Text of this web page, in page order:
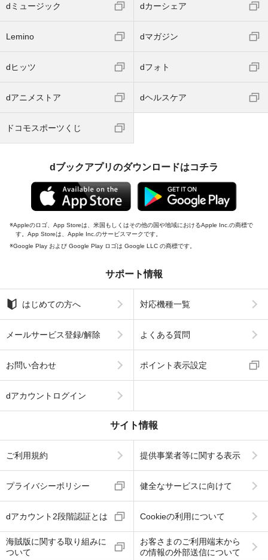
dミュージック dカーシェア
Lemino dマガジン
dヒッツ dフォト
dアニメストア dヘルスケア
ドコモスポーツくじ
dブックアプリのダウンロードはコチラ
Appleのロゴ、App Storeは、米国もしくはその他の国や地域におけるApple Inc.の商標で
す。App Storeは、Apple Inc.のサービスマークです。
Google Play および Google Play ロゴは Google LLC の商標です。
サポート情報
はじめての方へ 対応機種一覧
メールサービス登録/解除 よくある質問
お問い合わせ ポイント表示設定
dアカウントログイン
サイト情報
ご利用規約 提供事業者等に関する表示
プライバシーポリシー 健全なサービスに向けて
dアカウント2段階認証とは Cookieの利用について
海賊版に関する取り組みに
ついて
お客さまのご利用端末から
の情報の外部送信について